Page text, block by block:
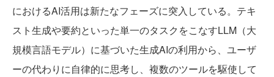
におけるAI活用は新たなフェーズに突入している。テキ
スト生成や要約といった単一のタスクをこなすLLM（大
規模言語モデル）に基づいた生成AIの利用から、ユーザ
ーの代わりに自律的に思考し、複数のツールを駆使して